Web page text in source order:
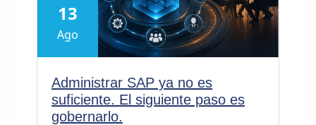
13
Ago
Administrar SAP ya no es
suficiente. El siguiente paso es
gobernarlo.